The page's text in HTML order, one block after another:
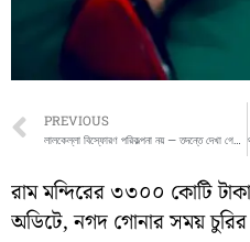
Prev
PREVIOUS
লালকেল্লা বিস্ফোরণ পরিকল্পনা নয় — তদন্তে দেখা গেছে দুর্ঘটনাজনিতভাবেই বিস্ফোরণ
রাম মন্দিরের ৩৩০০ কোটি
অডিটে, নগদ গোনার সময় চুরির